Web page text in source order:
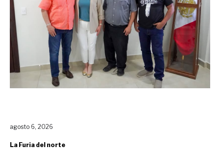
agosto 6, 2026
La Furia del norte